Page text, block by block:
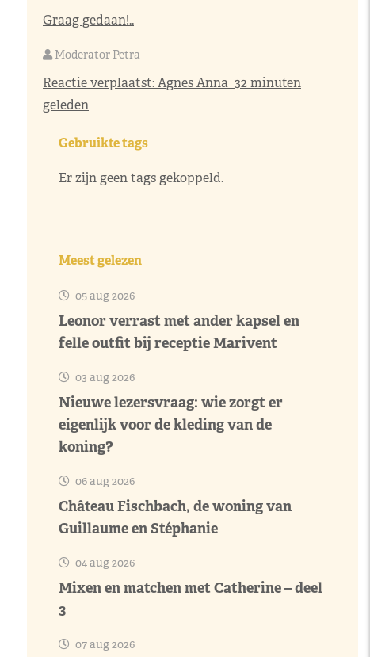
Graag gedaan!..
Moderator Petra
Reactie verplaatst:Agnes Anna 32 minuten
geleden
Gebruikte tags
Er zijn geen tags gekoppeld.
Meest gelezen
05 aug 2026
Leonor verrast met ander kapsel en
felle outfit bij receptie Marivent
03 aug 2026
Nieuwe lezersvraag: wie zorgt er
eigenlijk voor de kleding van de
koning?
06 aug 2026
Château Fischbach, de woning van
Guillaume en Stéphanie
04 aug 2026
Mixen en matchen met Catherine – deel
3
07 aug 2026